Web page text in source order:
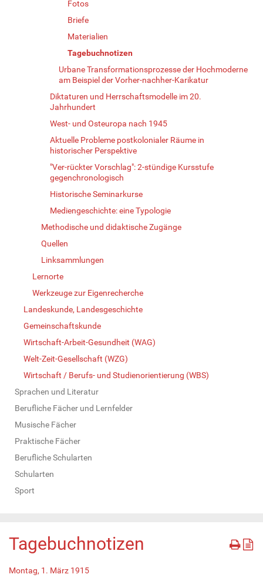
Fotos
Briefe
Materialien
Tagebuchnotizen
Urbane Transformationsprozesse der Hochmoderne
am Beispiel der Vorher-nachher-Karikatur
Diktaturen und Herrschaftsmodelle im 20.
Jahrhundert
West- und Osteuropa nach 1945
Aktuelle Probleme postkolonialer Räume in
historischer Perspektive
"Ver-rückter Vorschlag": 2-stündige Kursstufe
gegenchronologisch
Historische Seminarkurse
Mediengeschichte: eine Typologie
Methodische und didaktische Zugänge
Quellen
Linksammlungen
Lernorte
Werkzeuge zur Eigenrecherche
Landeskunde, Landesgeschichte
Gemeinschaftskunde
Wirtschaft-Arbeit-Gesundheit (WAG)
Welt-Zeit-Gesellschaft (WZG)
Wirtschaft / Berufs- und Studienorientierung (WBS)
Sprachen und Literatur
Berufliche Fächer und Lernfelder
Musische Fächer
Praktische Fächer
Berufliche Schularten
Schularten
Sport
Tagebuchnotizen
Montag, 1. März 1915